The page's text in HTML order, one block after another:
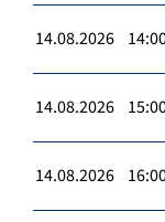
14.08.2026
14.08.2026
14.08.2026